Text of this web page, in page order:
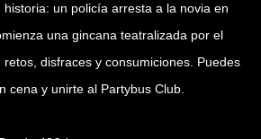
historia: un policía arresta a la novia en
una gincana teatralizada por el
disfraces y consumiciones. Puedes
cena y unirte al Partybus Club.